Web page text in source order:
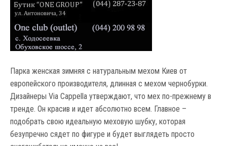
Парка женская зимняя с натуральным мехом Киев от
европейского производителя, длинная с мехом чернобурки.
Дизайнеры Via Cappella утверждают, что мех по-прежнему в
тренде. Он красив и идет абсолютно всем. Главное –
подобрать свою идеальную меховую шубку, которая
безупречно сядет по фигуре и будет выглядеть просто